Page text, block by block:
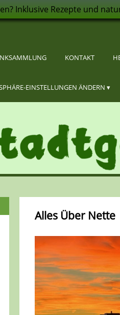
Inklusive Rezepte und
KONTAKT
EINSTELLUNGEN ÄNDERN
Alles Über Nette